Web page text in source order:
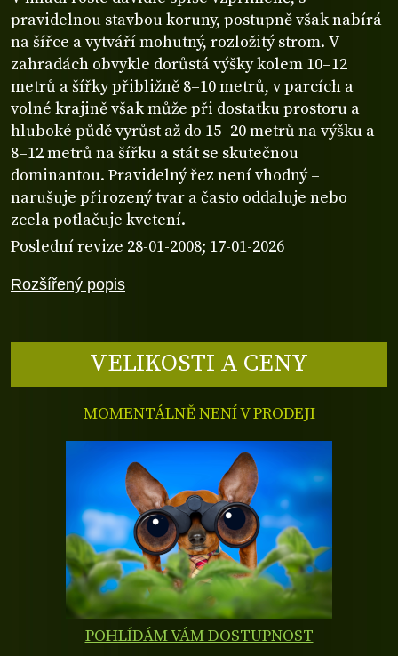
Rozšířený popis
pravidelnou stavbou koruny, postupně však nabírá
na šířce a vytváří mohutný, rozložitý strom. V
zahradách obvykle dorůstá výšky kolem 10–12
metrů a šířky přibližně 8–10 metrů, v parcích a
volné krajině však může při dostatku prostoru a
hluboké půdě vyrůst až do 15–20 metrů na výšku a
8–12 metrů na šířku a stát se skutečnou
dominantou. Pravidelný řez není vhodný –
narušuje přirozený tvar a často oddaluje nebo
zcela potlačuje kvetení.
Poslední revize 28-01-2008; 17-01-2026
VELIKOSTI A CENY
MOMENTÁLNĚ NENÍ V PRODEJI
POHLÍDÁM VÁM DOSTUPNOST